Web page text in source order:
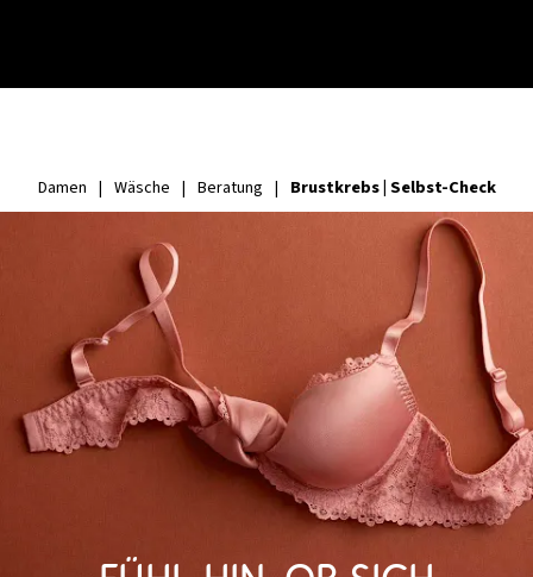
Damen | Wäsche | Beratung | Brustkrebs | Selbst-Check